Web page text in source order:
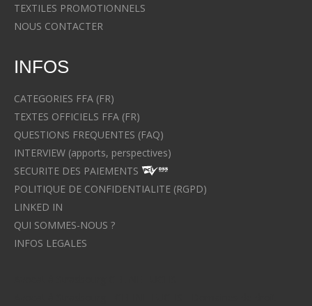
TEXTILES PROMOTIONNELS
NOUS CONTACTER
INFOS
CATEGORIES FFA (FR)
TEXTES OFFICIELS FFA (FR)
QUESTIONS FREQUENTES (FAQ)
INTERVIEW (apports, perspectives)
SECURITE DES PAIEMENTS
POLITIQUE DE CONFIDENTIALITE (RGPD)
LINKED IN
QUI SOMMES-NOUS ?
INFOS LEGALES